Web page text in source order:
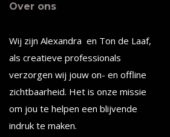
Over ons
Wij zijn Alexandra en Ton de Laaf,
als creatieve professionals
verzorgen wij jouw on- en offline
zichtbaarheid. Het is onze missie
om jou te helpen een blijvende
indruk te maken.